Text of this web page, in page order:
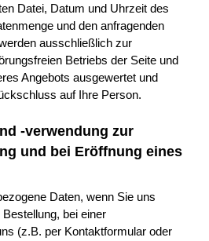
Datei, Datum und Uhrzeit des
und den anfragenden
ausschließlich zur
Betriebs der Seite und
Angebots ausgewertet und
auf Ihre Person.
-verwendung zur
und bei Eröffnung eines
Daten, wenn Sie uns
bei einer
(z.B. per Kontaktformular oder